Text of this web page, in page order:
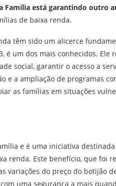
Família está garantindo outro
de baixa renda.
têm sido um alicerce
é um dos mais conhecidos. Ele
social, garantir o acesso a
e a ampliação de programas
as famílias em situações
e é uma iniciativa
renda. Este benefício, que foi
variações do preço do botijão
uma segurança a mais